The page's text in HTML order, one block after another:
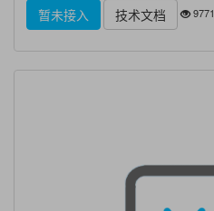
暂未接入
技术文档 9771